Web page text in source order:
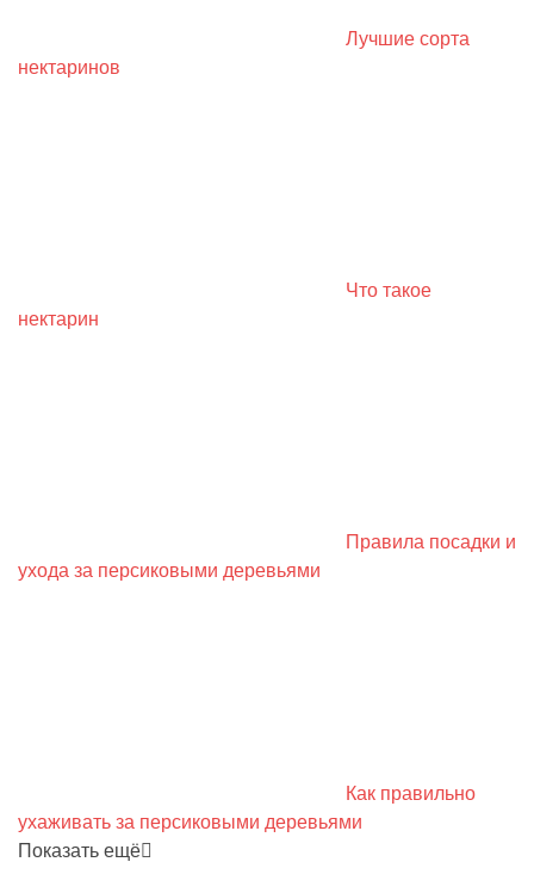
Лучшие сорта
нектаринов
Что такое
нектарин
Правила посадки и
ухода за персиковыми деревьями
Как правильно
ухаживать за персиковыми деревьями
Показать ещё